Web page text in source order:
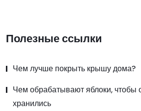
Полезные ссылки
Чем лучше покрыть крышу дома?
Чем обрабатывают яблоки, чтобы
хранились